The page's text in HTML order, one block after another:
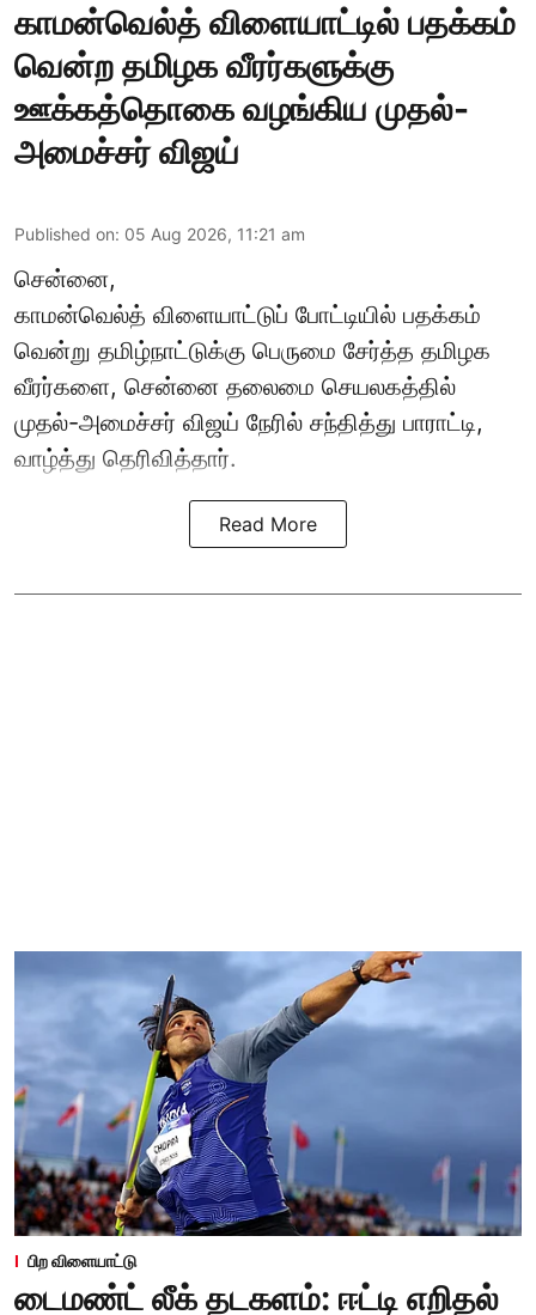
காமன்வெல்த் விளையாட்டில் பதக்கம்
வென்ற தமிழக வீரர்களுக்கு
ஊக்கத்தொகை வழங்கிய முதல்-
அமைச்சர் விஜய்
Published on: 05 Aug 2026, 11:21 am
சென்னை,
காமன்வெல்த் விளையாட்டுப் போட்டியில் பதக்கம்
வென்று தமிழ்நாட்டுக்கு பெருமை சேர்த்த தமிழக
வீரர்களை, சென்னை தலைமை செயலகத்தில்
முதல்-அமைச்சர் விஜய் நேரில் சந்தித்து பாராட்டி,
வாழ்த்து தெரிவித்தார்.
Read More
பிற விளையாட்டு
டைமண்ட் லீக் தடகளம்: ஈட்டி எறிதல்